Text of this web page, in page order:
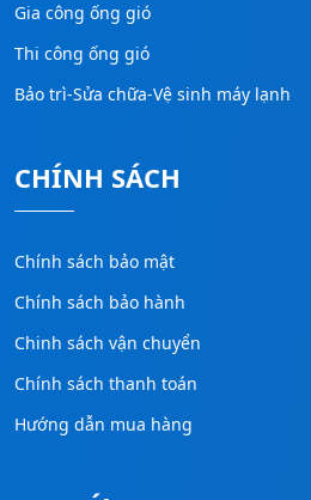
Gia công ống gió
Thi công ống gió
Bảo trì-Sửa chữa-Vệ sinh máy lạnh
CHÍNH SÁCH
Chính sách bảo mật
Chính sách bảo hành
Chinh sách vận chuyển
Chính sách thanh toán
Hướng dẫn mua hàng